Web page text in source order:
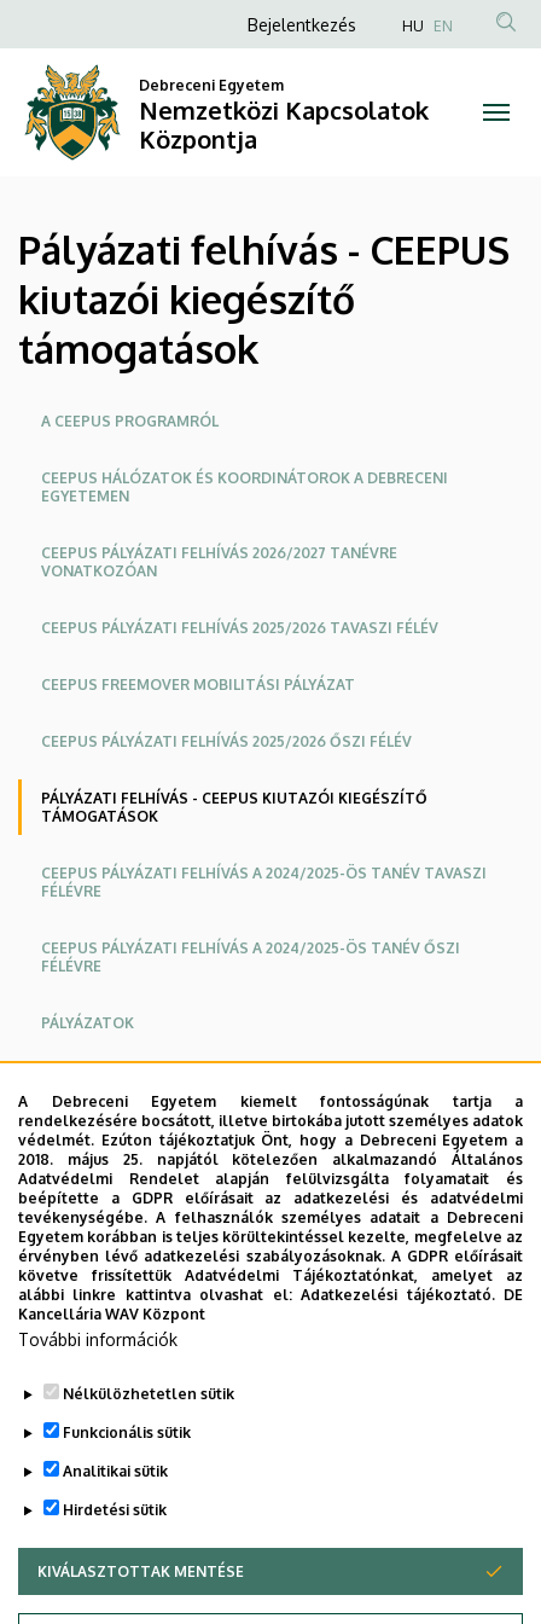
felhívás
CEEPUS
kiutazói
kiegészítő
támogatások
Nemzetközi
Kapcsolatok
a
tartalomra
Anonim
fiók
menüje
Bejelentkezés HU EN
Debreceni Egyetem
Nemzetközi Kapcsolatok
Központja
Pályázati felhívás - CEEPUS
kiutazói kiegészítő
támogatások
Oldalmenü
A CEEPUS PROGRAMRÓL
CEEPUS HÁLÓZATOK ÉS KOORDINÁTOROK A DEBRECENI
EGYETEMEN
CEEPUS PÁLYÁZATI FELHÍVÁS 2026/2027 TANÉVRE
VONATKOZÓAN
CEEPUS PÁLYÁZATI FELHÍVÁS 2025/2026 TAVASZI FÉLÉV
CEEPUS FREEMOVER MOBILITÁSI PÁLYÁZAT
CEEPUS PÁLYÁZATI FELHÍVÁS 2025/2026 ŐSZI FÉLÉV
PÁLYÁZATI FELHÍVÁS - CEEPUS KIUTAZÓI KIEGÉSZÍTŐ
TÁMOGATÁSOK
CEEPUS PÁLYÁZATI FELHÍVÁS A 2024/2025-ÖS TANÉV TAVASZI
FÉLÉVRE
CEEPUS PÁLYÁZATI FELHÍVÁS A 2024/2025-ÖS TANÉV ŐSZI
FÉLÉVRE
PÁLYÁZATOK
A CEEPUS programban a 2025/2026-os tanévben
ösztöndíjat elnyert, Magyarországról kiutazó hallgatók a
fogadó ország által biztosított havi ösztöndíjon felül
kiegészítő támogatásra lehetnek jogosultak az alábbiak
szerint:
Tájékoztatás CEEPUS kiutazói kiegészítő szociális és
utazási támogatásokról 2025/2026
Legutóbbi frissítés: 2025. 09. 23. 11:02
A Debreceni Egyetem kiemelt fontosságúnak tartja a
rendelkezésére bocsátott, illetve birtokába jutott személyes adatok
védelmét. Ezúton tájékoztatjuk Önt, hogy a Debreceni Egyetem a
2018. május 25. napjától kötelezően alkalmazandó Általános
Adatvédelmi Rendelet alapján felülvizsgálta folyamatait és
beépítette a GDPR előírásait az adatkezelési és adatvédelmi
tevékenységébe. A felhasználók személyes adatait a Debreceni
Egyetem korábban is teljes körültekintéssel kezelte, megfelelve az
érvényben lévő adatkezelési szabályozásoknak. A GDPR előírásait
követve frissítettük Adatvédelmi Tájékoztatónkat, amelyet az
alábbi linkre kattintva olvashat el:Adatkezelési tájékoztató. DE
Kancellária WAV Központ
További információk
Nélkülözhetetlen sütik
Funkcionális sütik
Analitikai sütik
Hirdetési sütik
KIVÁLASZTOTTAK MENTÉSE
WITHDRAW CONSENT